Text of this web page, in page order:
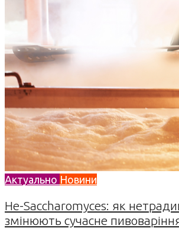
Актуально Новини
Не-Saccharomyces: як
змінюють сучасне